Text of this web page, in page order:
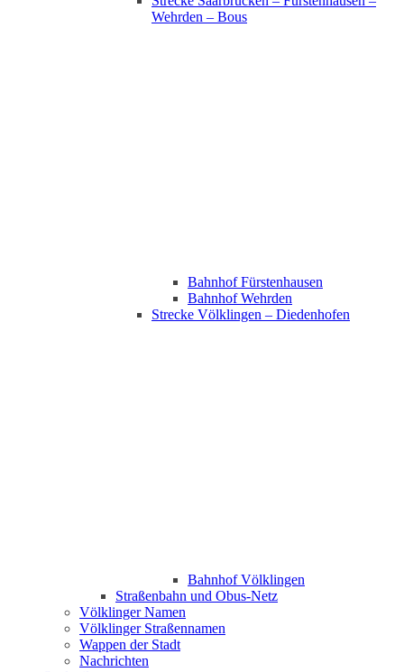
Wehrden – Bous
Bahnhof Fürstenhausen
Bahnhof Wehrden
Strecke Völklingen – Diedenhofen
Bahnhof Völklingen
Straßenbahn und Obus-Netz
Völklinger Namen
Völklinger Straßennamen
Wappen der Stadt
Nachrichten